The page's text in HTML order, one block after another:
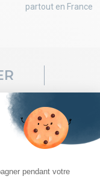
partout en France
rien ne vous
pour recevoir